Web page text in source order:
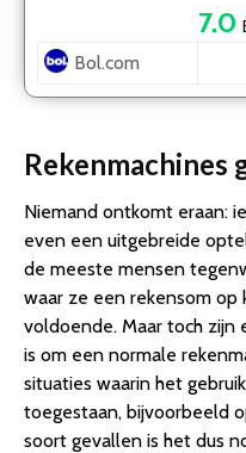
7.0
Bol.com
Rekenmachines
Niemand ontkomt eraan:
even een uitgebreide
de meeste mensen
waar ze een rekensom
voldoende. Maar toch zijn
is om een normale
situaties waarin het
toegestaan, bijvoorbeeld
soort gevallen is het dus